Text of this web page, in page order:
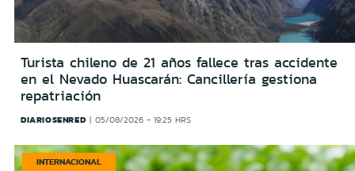
Turista chileno de 21 años fallece tras accidente
en el Nevado Huascarán: Cancillería gestiona
repatriación
DIARIOSENRED 05/08/2026 - 19:25 HRS
INTERNACIONAL